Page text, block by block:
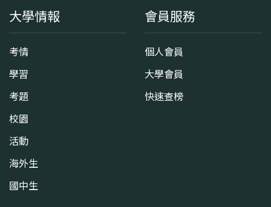
大學情報
考情
學習
考題
校園
活動
海外生
國中生
會員服務
個人會員
大學會員
快速查榜